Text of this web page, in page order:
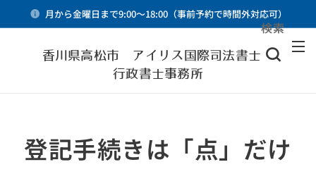
月から金曜日まで9:00～18:00（事前予約で時間外対応可）
香川県高松市 アイリス国際司法書士・
行政書士事務所
検索
登記手続きは「点」だけ